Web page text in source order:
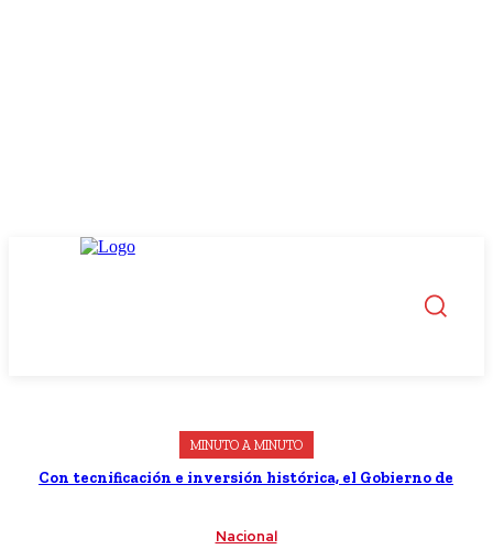
MINUTO A MINUTO
Con tecnificación e inversión histórica, el Gobierno de
Nacional